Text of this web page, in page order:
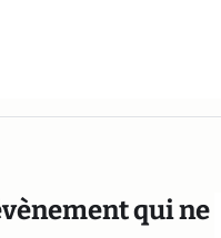
qui ne